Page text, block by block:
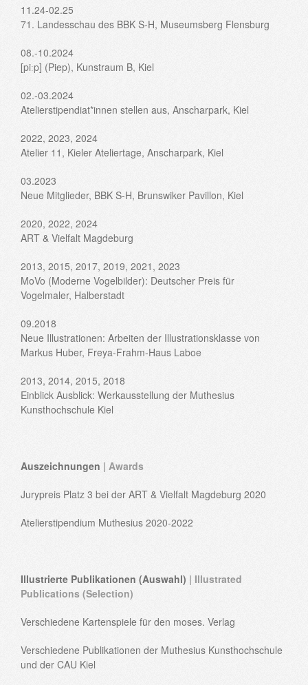
11.24-02.25
71. Landesschau des BBK S-H, Museumsberg Flensburg
08.-10.2024
[piːp] (Piep), Kunstraum B, Kiel
02.-03.2024
Atelierstipendiat*innen stellen aus, Anscharpark, Kiel
2022, 2023, 2024
Atelier 11, Kieler Ateliertage, Anscharpark, Kiel
03.2023
Neue Mitglieder, BBK S-H, Brunswiker Pavillon, Kiel
2020, 2022, 2024
ART & Vielfalt Magdeburg
2013, 2015, 2017, 2019, 2021, 2023
MoVo (Moderne Vogelbilder): Deutscher Preis für
Vogelmaler, Halberstadt
09.2018
Neue Illustrationen: Arbeiten der Illustrationsklasse von
Markus Huber, Freya-Frahm-Haus Laboe
2013, 2014, 2015, 2018
Einblick Ausblick: Werkausstellung der Muthesius
Kunsthochschule Kiel
Auszeichnungen | Awards
Jurypreis Platz 3 bei der ART & Vielfalt Magdeburg 2020
Atelierstipendium Muthesius 2020-2022
Illustrierte Publikationen (Auswahl) | Illustrated
Publications (Selection)
Verschiedene Kartenspiele für den moses. Verlag
Verschiedene Publikationen der Muthesius Kunsthochschule
und der CAU Kiel